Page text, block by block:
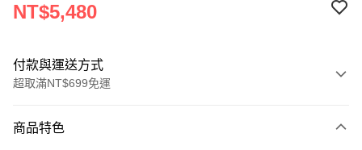
NT$5,480
付款與運送方式
超取滿NT$699免運
信用卡一次付款
商品特色